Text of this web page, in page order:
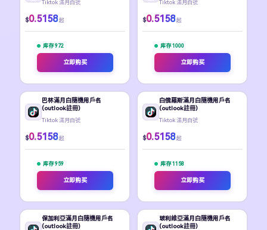
Tiktok 滿月白號
$0.5158 起
库存 972
立即购买
Tiktok 滿月白號
$0.5158 起
库存 1000
立即购买
巴林滿月白隨機用戶名
(outlook註冊)
Tiktok 滿月白號
$0.5158 起
库存 959
立即购买
白俄羅斯滿月白隨機用戶名
(outlook註冊)
Tiktok 滿月白號
$0.5158 起
库存 1158
立即购买
保加利亞滿月白隨機用戶名
(outlook註冊)
玻利維亞滿月白隨機用戶名
(outlook註冊)